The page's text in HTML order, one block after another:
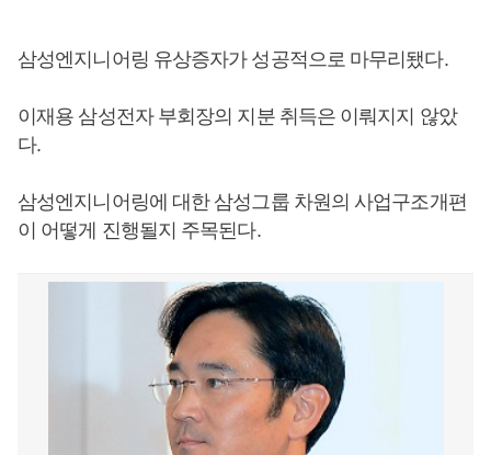
삼성엔지니어링 유상증자가 성공적으로 마무리됐다.
이재용 삼성전자 부회장의 지분 취득은 이뤄지지 않았
다.
삼성엔지니어링에 대한 삼성그룹 차원의 사업구조개편
이 어떻게 진행될지 주목된다.